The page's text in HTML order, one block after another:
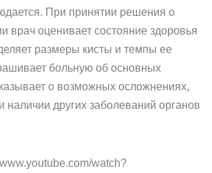
При принятии решения о
врач оценивает состояние здоровья
размеры кисты и темпы ее
больную об основных
о возможных осложнениях,
наличии других заболеваний органов
watch?